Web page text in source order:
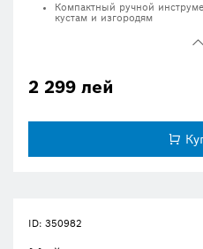
Компактный ручной
кустам и изгородям
Легкая и эргономичная
работать без подзарядки до
блокировок
2 299 лей
ID: 350982